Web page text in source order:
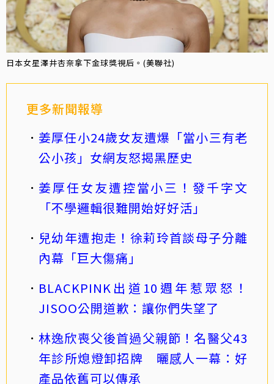
日本女星澤井杏奈拿下金球獎視后。(美聯社)
更多新聞報導
姜厚任小24歲女友遭爆「當小三有老
公小孩」女網友怒揭黑歷史
姜厚任女友遭控當小三！發千字文
「不學邏輯很難開始好好活」
兒幼年遭抱走！徐莉玲首談母子分離
內幕「巨大傷痛」
BLACKPINK出道10週年惹眾怒！
JISOO公開道歉：讓你們失望了
林逸欣喪父後首過父親節！名醫父43
年診所熄燈卸招牌 曬感人一幕：好
產品依舊可以傳承